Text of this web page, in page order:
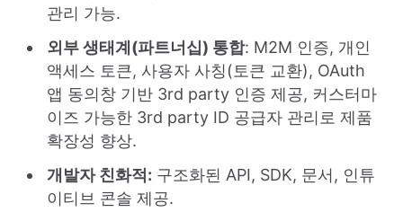
관리 가능.
외부 생태계(파트너십) 통합: M2M 인증, 개인
액세스 토큰, 사용자 사칭(토큰 교환), OAuth
앱 동의창 기반 3rd party 인증 제공, 커스터마
이즈 가능한 3rd party ID 공급자 관리로 제품
확장성 향상.
개발자 친화적: 구조화된 API, SDK, 문서, 인튜
이티브 콘솔 제공.